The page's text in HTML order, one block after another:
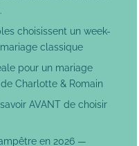
choisissent un week-
classique
pour un mariage
Charlotte & Romain
AVANT de choisir
en 2026 —